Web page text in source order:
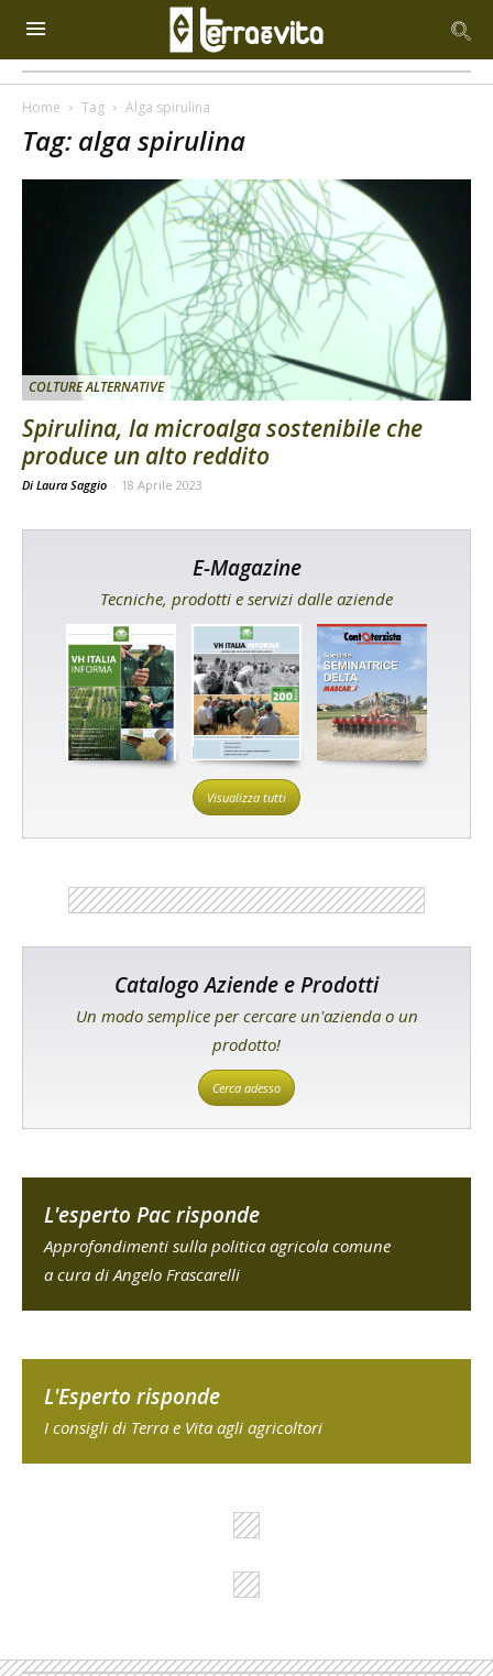
Home Tag Alga spirulina
Tag: alga spirulina
COLTURE ALTERNATIVE
Spirulina, la microalga sostenibile che
produce un alto reddito
Di Laura Saggio - 18 Aprile 2023
E-Magazine
Tecniche, prodotti e servizi dalle aziende
Visualizza tutti
Catalogo Aziende e Prodotti
Un modo semplice per cercare un'azienda o un
prodotto!
Cerca adesso
L'esperto Pac risponde
Approfondimenti sulla politica agricola comune
a cura di Angelo Frascarelli
L'Esperto risponde
I consigli di Terra e Vita agli agricoltori